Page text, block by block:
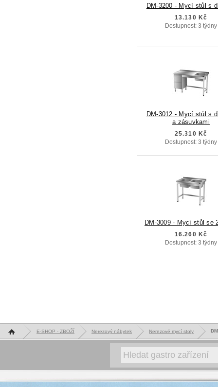
DM-3200 - Mycí stůl s
13.130 Kč
Dostupnost: 3 týdny
DM-3012 - Mycí stůl s
a zásuvkami
25.310 Kč
Dostupnost: 3 týdny
DM-3009 - Mycí stůl se
16.260 Kč
Dostupnost: 3 týdny
Hlavní stránka E-SHOP - ZBOŽÍ Nerezový nábytek Nerezové mycí stoly